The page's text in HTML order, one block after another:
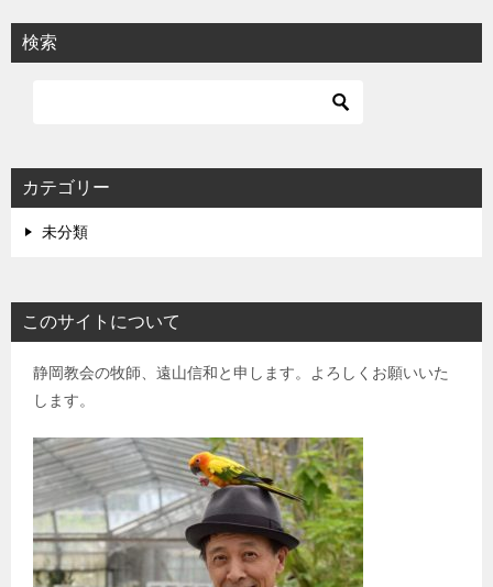
検索
カテゴリー
未分類
このサイトについて
静岡教会の牧師、遠山信和と申します。よろしくお願いいた
します。